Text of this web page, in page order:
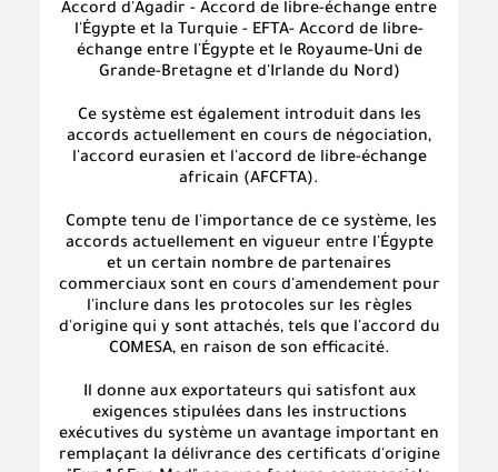
Accord d'Agadir - Accord de libre-échange entre
l'Égypte et la Turquie - EFTA- Accord de libre-
échange entre l'Égypte et le Royaume-Uni de
Grande-Bretagne et d'Irlande du Nord)
Ce système est également introduit dans les
accords actuellement en cours de négociation,
l'accord eurasien et l'accord de libre-échange
africain (AFCFTA).
Compte tenu de l'importance de ce système, les
accords actuellement en vigueur entre l'Égypte
et un certain nombre de partenaires
commerciaux sont en cours d'amendement pour
l'inclure dans les protocoles sur les règles
d'origine qui y sont attachés, tels que l'accord du
COMESA, en raison de son efficacité.
Il donne aux exportateurs qui satisfont aux
exigences stipulées dans les instructions
exécutives du système un avantage important en
remplaçant la délivrance des certificats d'origine